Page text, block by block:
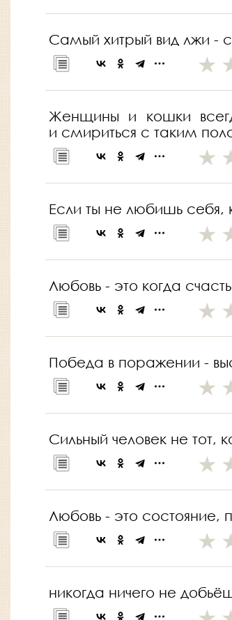
Самый хитрый вид лжи -
Женщины и кошки
и смириться с таким
Если ты не любишь себя,
Любовь - это когда
Победа в поражении -
Сильный человек не тот,
Любовь - это состояние,
никогда ничего не